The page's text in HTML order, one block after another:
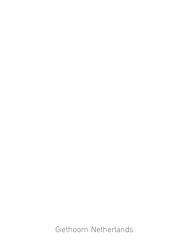
Giethoorn Netherlands